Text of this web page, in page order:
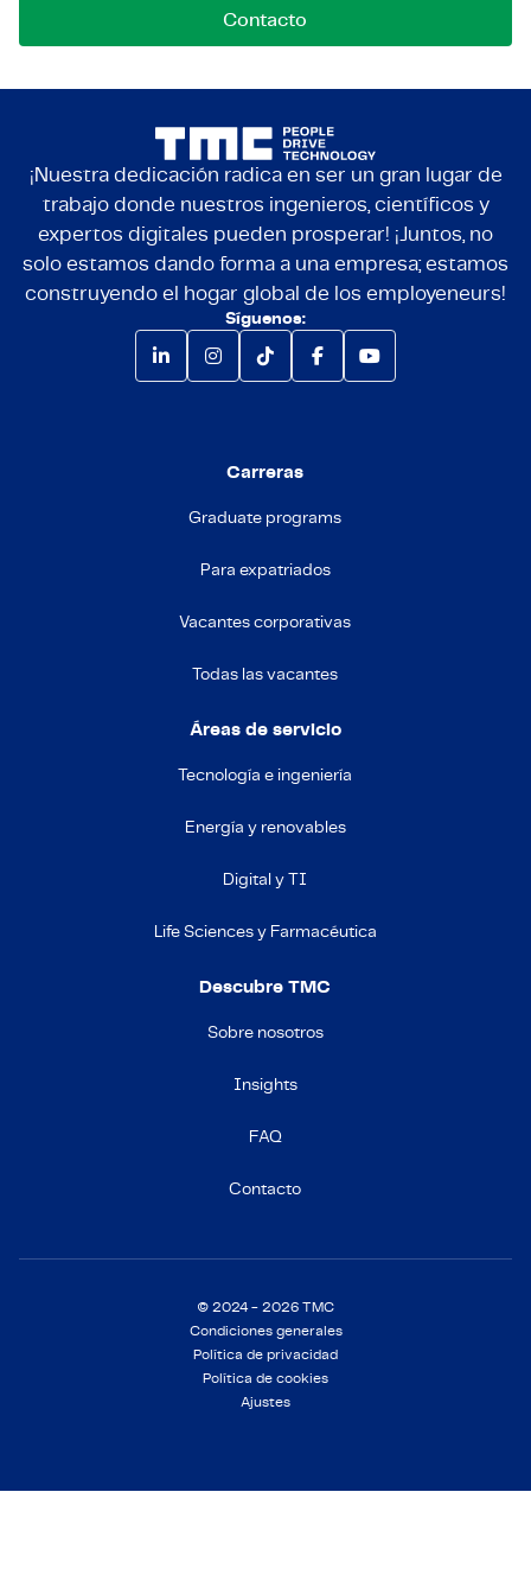
Contacto
¡Nuestra dedicación radica en ser un gran lugar de
trabajo donde nuestros ingenieros, científicos y
expertos digitales pueden prosperar! ¡Juntos, no
solo estamos dando forma a una empresa; estamos
construyendo el hogar global de los employeneurs!
Síguenos:
Carreras
Graduate programs
Para expatriados
Vacantes corporativas
Todas las vacantes
Áreas de servicio
Tecnología e ingeniería
Energía y renovables
Digital y TI
Life Sciences y Farmacéutica
Descubre TMC
Sobre nosotros
Insights
FAQ
Contacto
© 2024 - 2026 TMC
Condiciones generales
Política de privacidad
Política de cookies
Ajustes